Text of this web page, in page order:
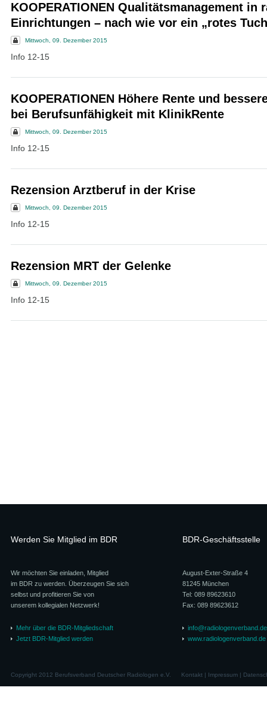
KOOPERATIONEN Qualitätsmanagement in
Einrichtungen – nach wie vor ein „rotes
Mittwoch, 09. Dezember 2015
Info 12-15
KOOPERATIONEN Höhere Rente und
bei Berufsunfähigkeit mit KlinikRente
Mittwoch, 09. Dezember 2015
Info 12-15
Rezension Arztberuf in der Krise
Mittwoch, 09. Dezember 2015
Info 12-15
Rezension MRT der Gelenke
Mittwoch, 09. Dezember 2015
Info 12-15
Werden Sie Mitglied im BDR
Wir möchten Sie einladen, Mitglied
im BDR zu werden. Überzeugen Sie sich
selbst und profitieren Sie von
unserem kollegialen Netzwerk!
Mehr über die BDR-Mitgliedschaft
Jetzt BDR-Mitglied werden
BDR-Geschäftsstelle
August-Exter-Straße 4
81245 München
Tel: 089 89623610
Fax: 089 89623612
info@radiologenverband.de
www.radiologenverband.de
Copyright 2012 Berufsverband Deutscher Radiologen e.V. Kontakt| Impressum|